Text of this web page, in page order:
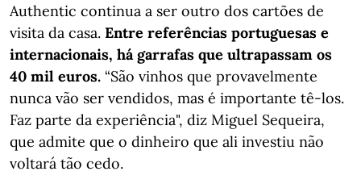
Authentic continua a ser outro dos cartões de
visita da casa. Entre referências portuguesas e
internacionais, há garrafas que ultrapassam os
40 mil euros. “São vinhos que provavelmente
nunca vão ser vendidos, mas é importante tê-los.
Faz parte da experiência", diz Miguel Sequeira,
que admite que o dinheiro que ali investiu não
voltará tão cedo.